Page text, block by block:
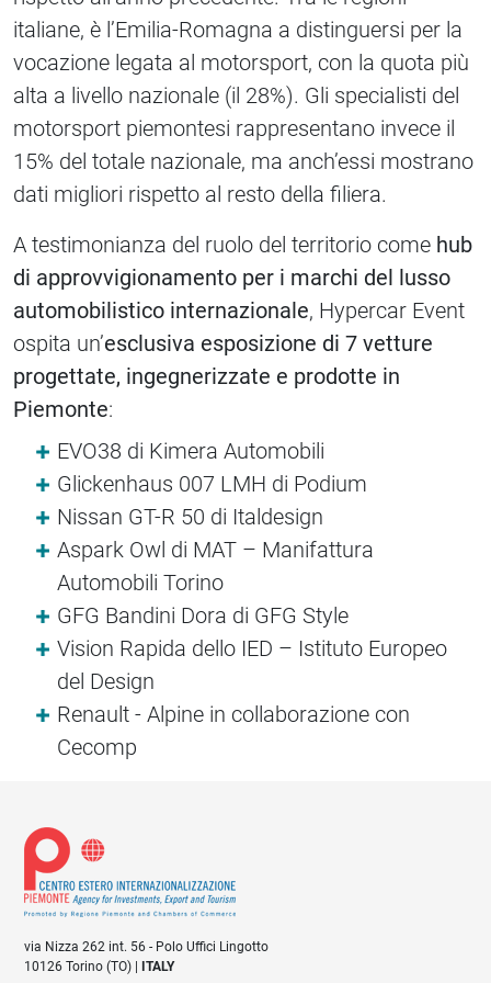
italiane, è l’Emilia-Romagna a distinguersi per la
vocazione legata al motorsport, con la quota più
alta a livello nazionale (il 28%). Gli specialisti del
motorsport piemontesi rappresentano invece il
15% del totale nazionale, ma anch’essi mostrano
dati migliori rispetto al resto della filiera.
A testimonianza del ruolo del territorio come hub
di approvvigionamento per i marchi del lusso
automobilistico internazionale, Hypercar Event
ospita un’esclusiva esposizione di 7 vetture
progettate, ingegnerizzate e prodotte in
Piemonte:
EVO38 di Kimera Automobili
Glickenhaus 007 LMH di Podium
Nissan GT-R 50 di Italdesign
Aspark Owl di MAT – Manifattura
Automobili Torino
GFG Bandini Dora di GFG Style
Vision Rapida dello IED – Istituto Europeo
del Design
Renault - Alpine in collaborazione con
Cecomp
via Nizza 262 int. 56 - Polo Uffici Lingotto
10126 Torino (TO) |
ITALY